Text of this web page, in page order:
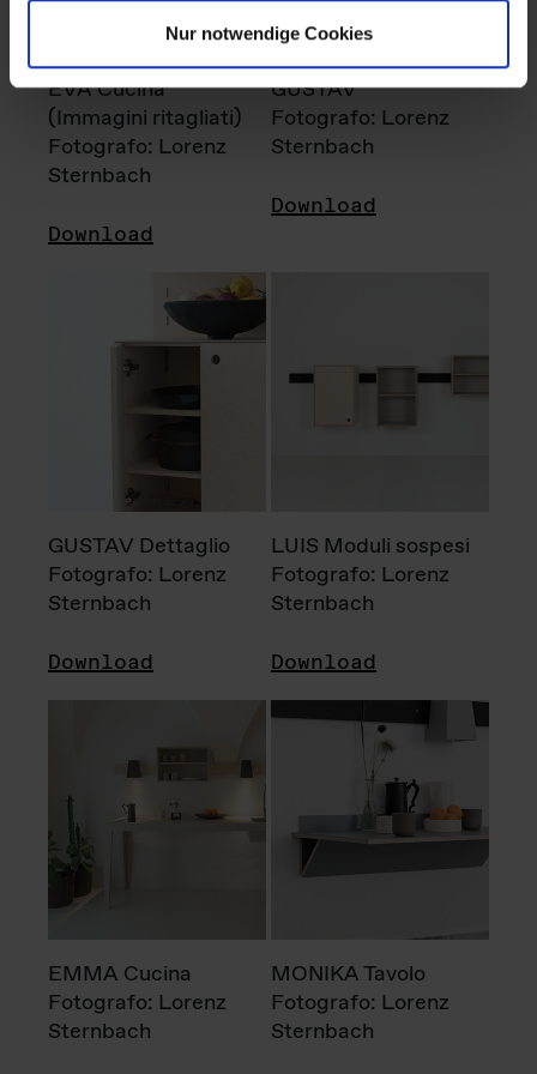
Nur notwendige Cookies
EVA Cucina
(Immagini ritagliati)
Fotografo: Lorenz
Sternbach
Download
GUSTAV
Fotografo: Lorenz
Sternbach
Download
GUSTAV Dettaglio
Fotografo: Lorenz
Sternbach
Download
LUIS Moduli sospesi
Fotografo: Lorenz
Sternbach
Download
EMMA Cucina
Fotografo: Lorenz
Sternbach
MONIKA Tavolo
Fotografo: Lorenz
Sternbach